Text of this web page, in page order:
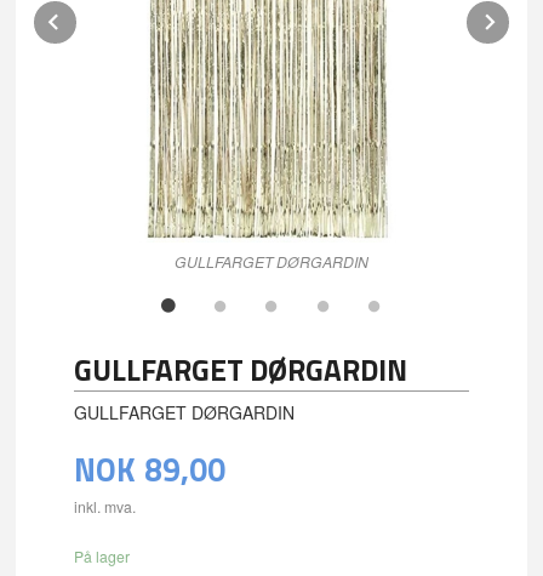
GULLFARGET DØRGARDIN
Prev
GULLFARGET DØRGARDIN
GULLFARGET DØRGARDIN
NOK 89,00
inkl. mva.
På lager